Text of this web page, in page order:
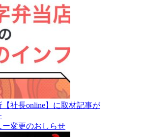
社長online】に取材記事が
変更のおしらせ